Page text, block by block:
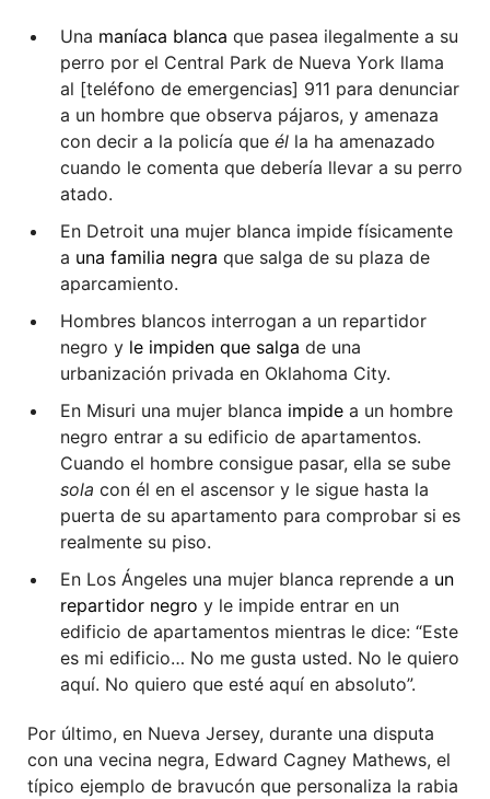
Una maníaca blanca que pasea ilegalmente a su
perro por el Central Park de Nueva York llama
al [teléfono de emergencias] 911 para denunciar
a un hombre que observa pájaros, y amenaza
con decir a la policía que él la ha amenazado
cuando le comenta que debería llevar a su perro
atado.
En Detroit una mujer blanca impide físicamente
a una familia negra que salga de su plaza de
aparcamiento.
Hombres blancos interrogan a un repartidor
negro y le impiden que salga de una
urbanización privada en Oklahoma City.
En Misuri una mujer blanca impide a un hombre
negro entrar a su edificio de apartamentos.
Cuando el hombre consigue pasar, ella se sube
sola con él en el ascensor y le sigue hasta la
puerta de su apartamento para comprobar si es
realmente su piso.
En Los Ángeles una mujer blanca reprende a un
repartidor negro y le impide entrar en un
edificio de apartamentos mientras le dice: “Este
es mi edificio… No me gusta usted. No le quiero
aquí. No quiero que esté aquí en absoluto”.
Por último, en Nueva Jersey, durante una disputa
con una vecina negra, Edward Cagney Mathews, el
típico ejemplo de bravucón que personaliza la rabia